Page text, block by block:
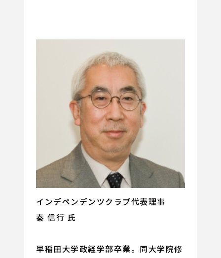
インデペンデンツクラブ代表理事
秦 信行 氏
早稲田大学政経学部卒業。同大学院修